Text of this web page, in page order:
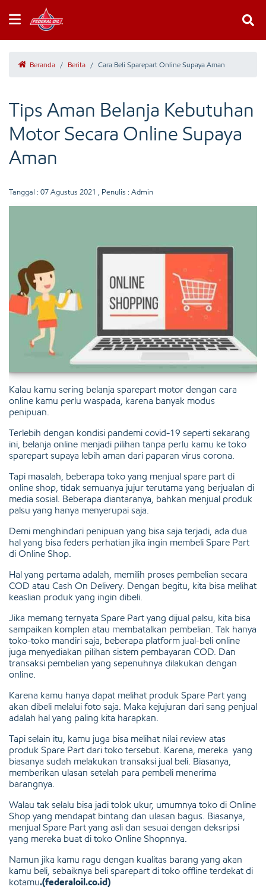
Beranda / Berita / Cara Beli Sparepart Online Supaya Aman
Tips Aman Belanja Kebutuhan
Motor Secara Online Supaya
Aman
Tanggal : 07 Agustus 2021 , Penulis : Admin
Kalau kamu sering belanja sparepart motor dengan cara
online kamu perlu waspada, karena banyak modus
penipuan.
Terlebih dengan kondisi pandemi covid-19 seperti sekarang
ini, belanja online menjadi pilihan tanpa perlu kamu ke toko
sparepart supaya lebih aman dari paparan virus corona.
Tapi masalah, beberapa toko yang menjual spare part di
online shop, tidak semuanya jujur terutama yang berjualan di
media sosial. Beberapa diantaranya, bahkan menjual produk
palsu yang hanya menyerupai saja.
Demi menghindari penipuan yang bisa saja terjadi, ada dua
hal yang bisa feders perhatian jika ingin membeli Spare Part
di Online Shop.
Hal yang pertama adalah, memilih proses pembelian secara
COD atau Cash On Delivery. Dengan begitu, kita bisa melihat
keaslian produk yang ingin dibeli.
Jika memang ternyata Spare Part yang dijual palsu, kita bisa
sampaikan komplen atau membatalkan pembelian. Tak hanya
toko-toko mandiri saja, beberapa platform jual-beli online
juga menyediakan pilihan sistem pembayaran COD. Dan
transaksi pembelian yang sepenuhnya dilakukan dengan
online.
Karena kamu hanya dapat melihat produk Spare Part yang
akan dibeli melalui foto saja. Maka kejujuran dari sang penjual
adalah hal yang paling kita harapkan.
Tapi selain itu, kamu juga bisa melihat nilai review atas
produk Spare Part dari toko tersebut. Karena, mereka yang
biasanya sudah melakukan transaksi jual beli. Biasanya,
memberikan ulasan setelah para pembeli menerima
barangnya.
Walau tak selalu bisa jadi tolok ukur, umumnya toko di Online
Shop yang mendapat bintang dan ulasan bagus. Biasanya,
menjual Spare Part yang asli dan sesuai dengan deksripsi
yang mereka buat di toko Online Shopnnya.
Namun jika kamu ragu dengan kualitas barang yang akan
kamu beli, sebaiknya beli sparepart di toko offline terdekat di
kotamu.(federaloil.co.id)